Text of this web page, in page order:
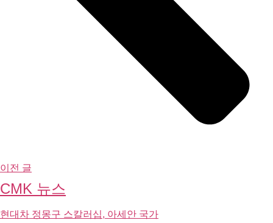
이전 글
CMK 뉴스
현대차 정몽구 스칼러십, 아세안 국가